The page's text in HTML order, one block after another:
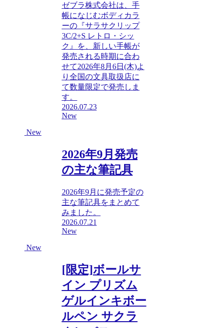
ゼブラ株式会社は、手
帳になじむボディカラ
ーの『サラサクリップ
3C/2+S レトロ・シッ
ク』を、新しい手帳が
発売される時期に合わ
せて2026年8月6日(木)よ
り全国の文具取扱店に
て数量限定で発売しま
す。
2026.07.23
New
New
2026年9月発売
の主な筆記具
2026年9月に発売予定の
主な筆記具をまとめて
みました。
2026.07.21
New
New
[限定]ボールサ
イン プリズム
ゲルインキボー
ルペン サクラ